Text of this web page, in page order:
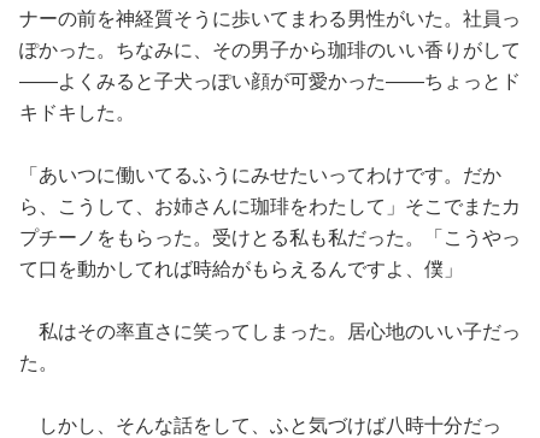
ナーの前を神経質そうに歩いてまわる男性がいた。社員っ
ぽかった。ちなみに、その男子から珈琲のいい香りがして
——よくみると子犬っぽい顔が可愛かった——ちょっとド
キドキした。
「あいつに働いてるふうにみせたいってわけです。だか
ら、こうして、お姉さんに珈琲をわたして」そこでまたカ
プチーノをもらった。受けとる私も私だった。「こうやっ
て口を動かしてれば時給がもらえるんですよ、僕」
私はその率直さに笑ってしまった。居心地のいい子だっ
た。
しかし、そんな話をして、ふと気づけば八時十分だっ